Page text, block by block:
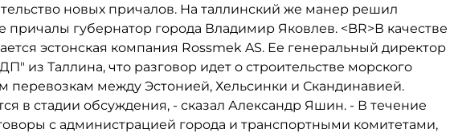
новых причалов. На таллинский же манер решил
причалы губернатор города Владимир Яковлев. <BR>В качестве
эстонская компания Rossmek AS. Ее генеральный директор
из Таллина, что разговор идет о строительстве морского
перевозкам между Эстонией, Хельсинки и Скандинавией.
в стадии обсуждения, - сказал Александр Яшин. - В течение
с администрацией города и транспортными комитетами,